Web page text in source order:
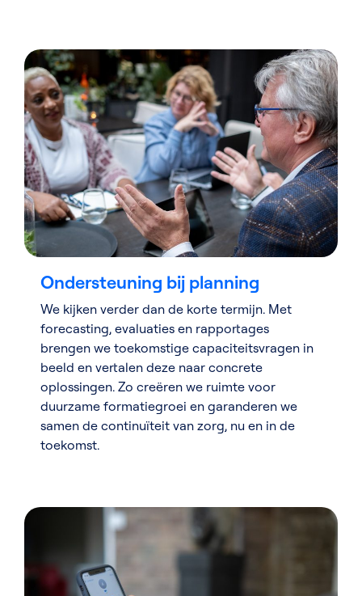
Ondersteuning bij planning
We kijken verder dan de korte termijn. Met
forecasting, evaluaties en rapportages
brengen we toekomstige capaciteitsvragen in
beeld en vertalen deze naar concrete
oplossingen. Zo creëren we ruimte voor
duurzame formatiegroei en garanderen we
samen de continuïteit van zorg, nu en in de
toekomst.